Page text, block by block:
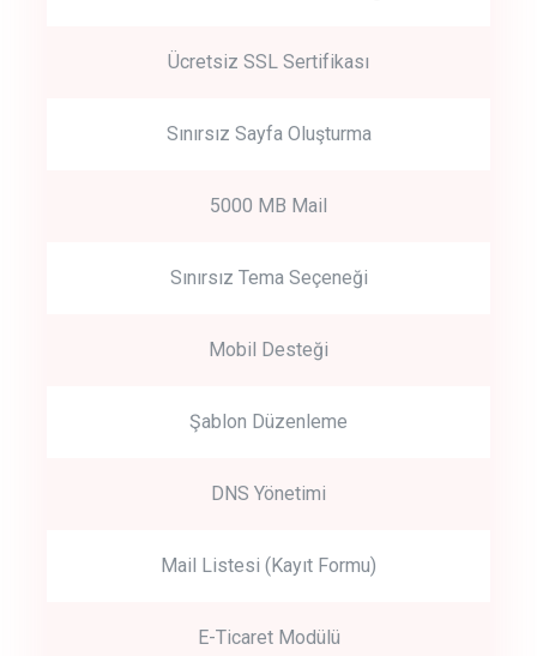
Start by trying our service for 30 days free trial no credit card
Ücretsiz SSL Sertifikası
Sınırsız Sayfa Oluşturma
5000 MB Mail
Sınırsız Tema Seçeneği
Mobil Desteği
Şablon Düzenleme
DNS Yönetimi
Mail Listesi (Kayıt Formu)
E-Ticaret Modülü